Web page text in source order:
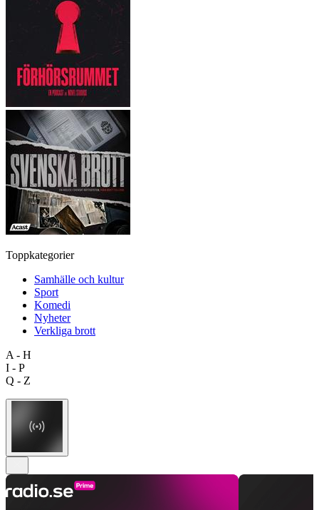
Toppkategorier
Samhälle och kultur
Sport
Komedi
Nyheter
Verkliga brott
A - H
I - P
Q - Z